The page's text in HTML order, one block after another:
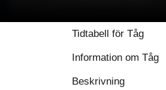
Tidtabell för Tåg
Information om Tåg
Beskrivning
8.5 / 10